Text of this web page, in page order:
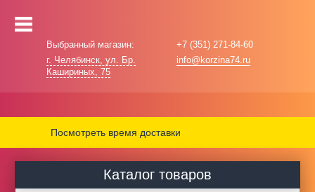
Выбранный магазин:
г. Челябинск, ул. Бр.
Кашириных, 75
+7 (351) 271-84-60
info@korzina74.ru
Посмотреть время доставки
Каталог товаров